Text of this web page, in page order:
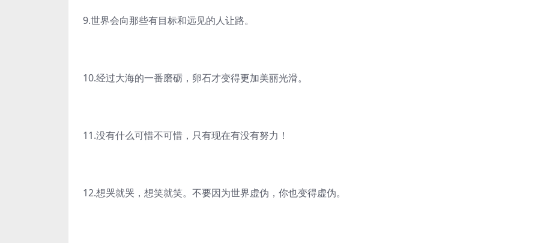
9.世界会向那些有目标和远见的人让路。
10.经过大海的一番磨砺，卵石才变得更加美丽光滑。
11.没有什么可惜不可惜，只有现在有没有努力！
12.想哭就哭，想笑就笑。不要因为世界虚伪，你也变得虚伪。